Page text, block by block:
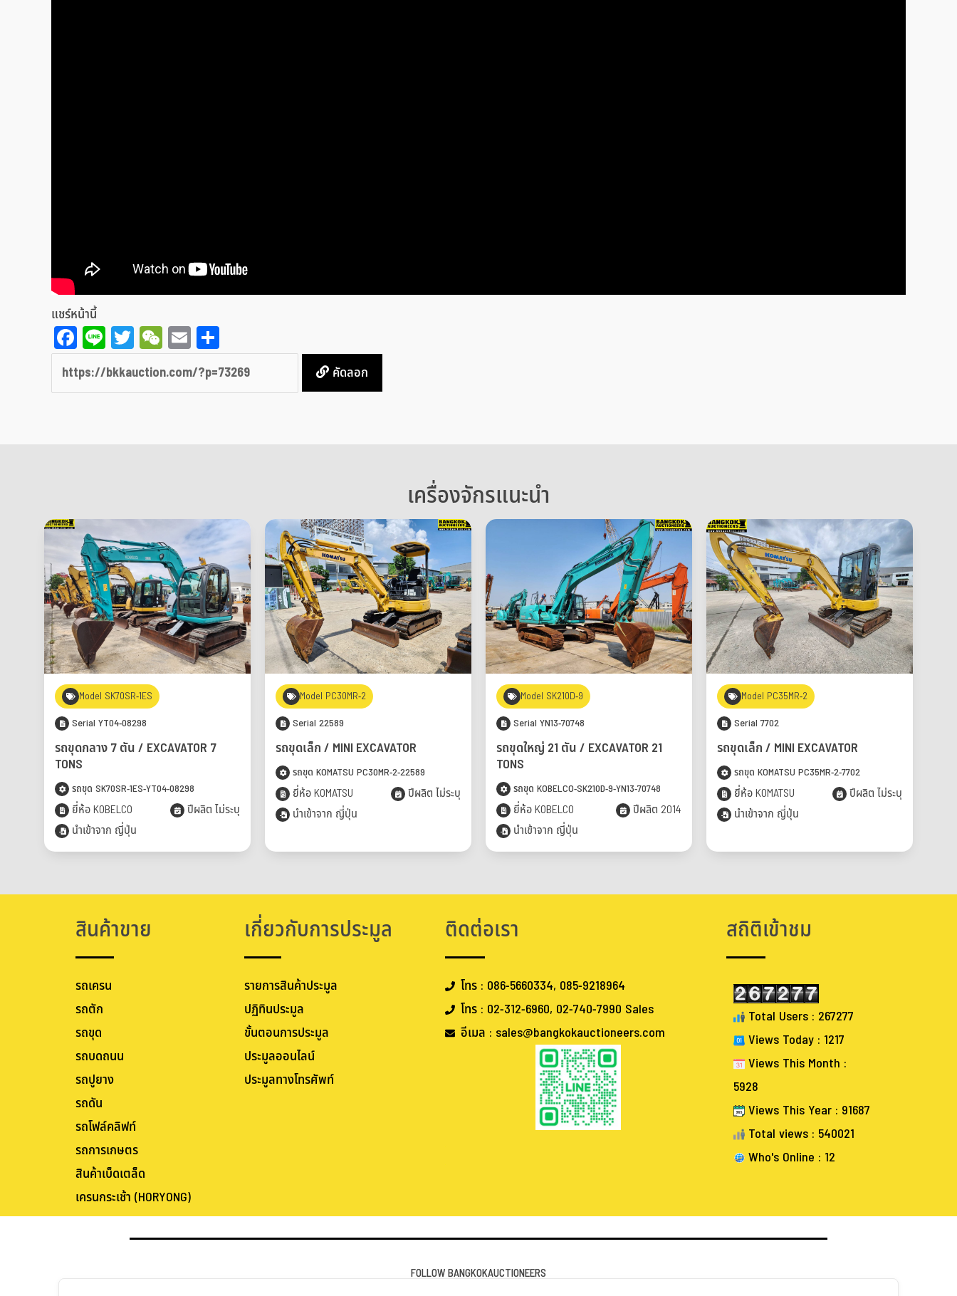
แชร์หน้านี้
Facebook
LineTwitter
WeChat
Email
คัดลอก
เครื่องจักรแนะนำ
Model SK70SR-1ES
Serial YT04-08298
รถขุดกลาง 7 ตัน / EXCAVATOR 7
TONS
รถขุด SK70SR-1ES-YT04-08298
ยี่ห้อ KOBELCO
ปีผลิต ไม่ระบุ
นำเข้าจาก ญี่ปุ่น
Model PC30MR-2
Serial 22589
รถขุดเล็ก / MINI EXCAVATOR
รถขุด KOMATSU PC30MR-2-22589
ยี่ห้อ KOMATSU
ปีผลิต ไม่ระบุ
นำเข้าจาก ญี่ปุ่น
Model SK210D-9
Serial YN13-70748
รถขุดใหญ่ 21 ตัน / EXCAVATOR 21
TONS
รถขุด KOBELCO-SK210D-9-YN13-70748
ยี่ห้อ KOBELCO
ปีผลิต 2014
นำเข้าจาก ญี่ปุ่น
Model PC35MR-2
Serial 7702
รถขุดเล็ก / MINI EXCAVATOR
รถขุด KOMATSU PC35MR-2-7702
ยี่ห้อ KOMATSU
ปีผลิต ไม่ระบุ
นำเข้าจาก ญี่ปุ่น
สินค้าขาย
รถเครน
รถตัก
รถขุด
รถบดถนน
รถปูยาง
รถดัน
รถโฟล์คลิฟท์
รถการเกษตร
สินค้าเบ็ดเตล็ด
เครนกระเช้า (HORYONG)
เกี่ยวกับการประมูล
รายการสินค้าประมูล
ปฏิทินประมูล
ขั้นตอนการประมูล
ประมูลออนไลน์
ประมูลทางโทรศัพท์
ติดต่อเรา
โทร : 086-5660334, 085-9218964
โทร : 02-312-6960, 02-740-7990 Sales
อีเมล : sales@bangkokauctioneers.com
สถิติเข้าชม
Total Users : 267277
Views Today : 1217
Views This Month :
5928
Views This Year : 91687
Total views : 540021
Who's Online : 12
FOLLOW BANGKOKAUCTIONEERS